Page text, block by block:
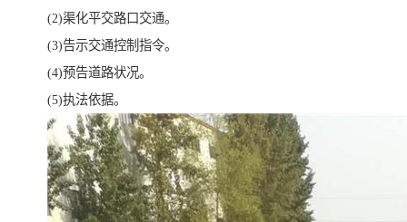
(2)渠化平交路口交通。
(3)告示交通控制指令。
(4)预告道路状况。
(5)执法依据。